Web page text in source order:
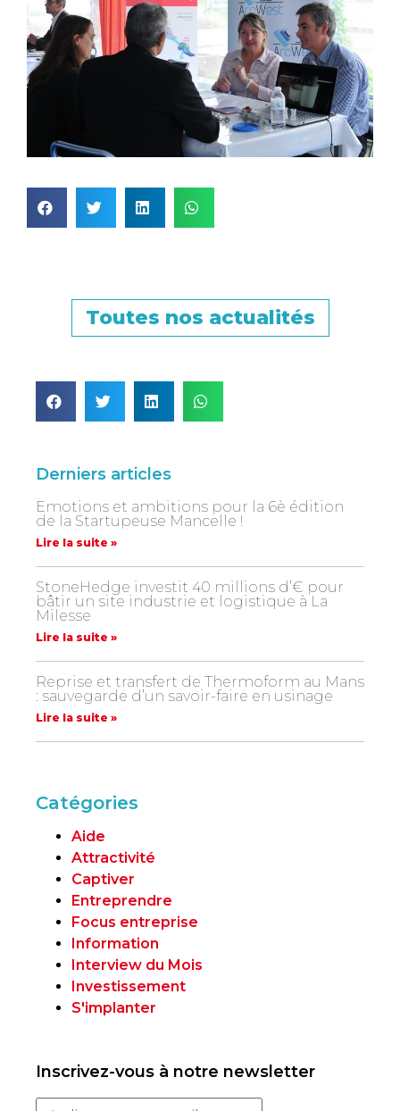
Toutes nos actualités
Derniers articles
Emotions et ambitions pour la 6è édition
de la Startupeuse Mancelle !
Lire la suite »
StoneHedge investit 40 millions d’€ pour
bâtir un site industrie et logistique à La
Milesse
Lire la suite »
Reprise et transfert de Thermoform au Mans
: sauvegarde d’un savoir-faire en usinage
Lire la suite »
Catégories
Aide
Attractivité
Captiver
Entreprendre
Focus entreprise
Information
Interview du Mois
Investissement
S'implanter
Inscrivez-vous à notre newsletter